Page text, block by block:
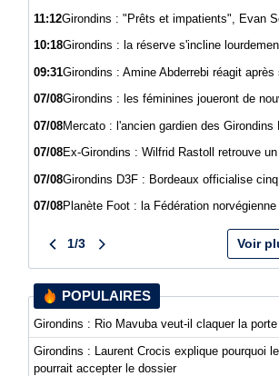
11:12Girondins : "Prêts et impatients", Evan
10:18Girondins : la réserve s'incline
09:31Girondins : Amine Abderrebi réagit après
07/08Girondins : les féminines joueront de
07/08Mercato : l'ancien gardien des Girondins
07/08Ex-Girondins : Wilfrid Rastoll retrouve
07/08Girondins D3F : Bordeaux officialise cinq
07/08Planète Foot : la Fédération
Gianni Infantino
1/3 Voir
POPULAIRES
Girondins : Rio Mavuba veut-il claquer la
Girondins : Laurent Crocis explique pourquoi
pourrait accepter le dossier